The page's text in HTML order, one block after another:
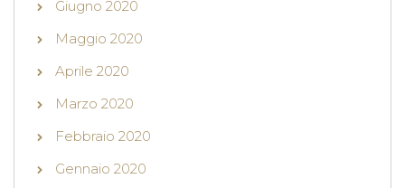
Giugno 2020
Maggio 2020
Aprile 2020
Marzo 2020
Febbraio 2020
Gennaio 2020